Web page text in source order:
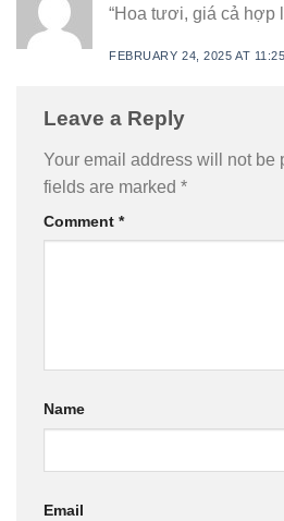
“Hoa tươi, giá cả hợp
FEBRUARY 24, 2025 AT
Leave a Reply
Your email address will not be
fields are marked *
Comment *
Name
Email